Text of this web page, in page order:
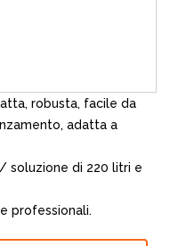
robusta, facile da
adatta a
soluzione di 220 litri e
professionali.